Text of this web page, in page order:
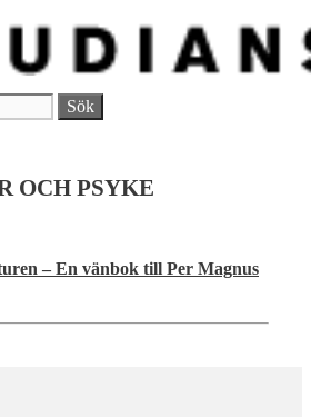
OCH PSYKE
– En vänbok till Per Magnus